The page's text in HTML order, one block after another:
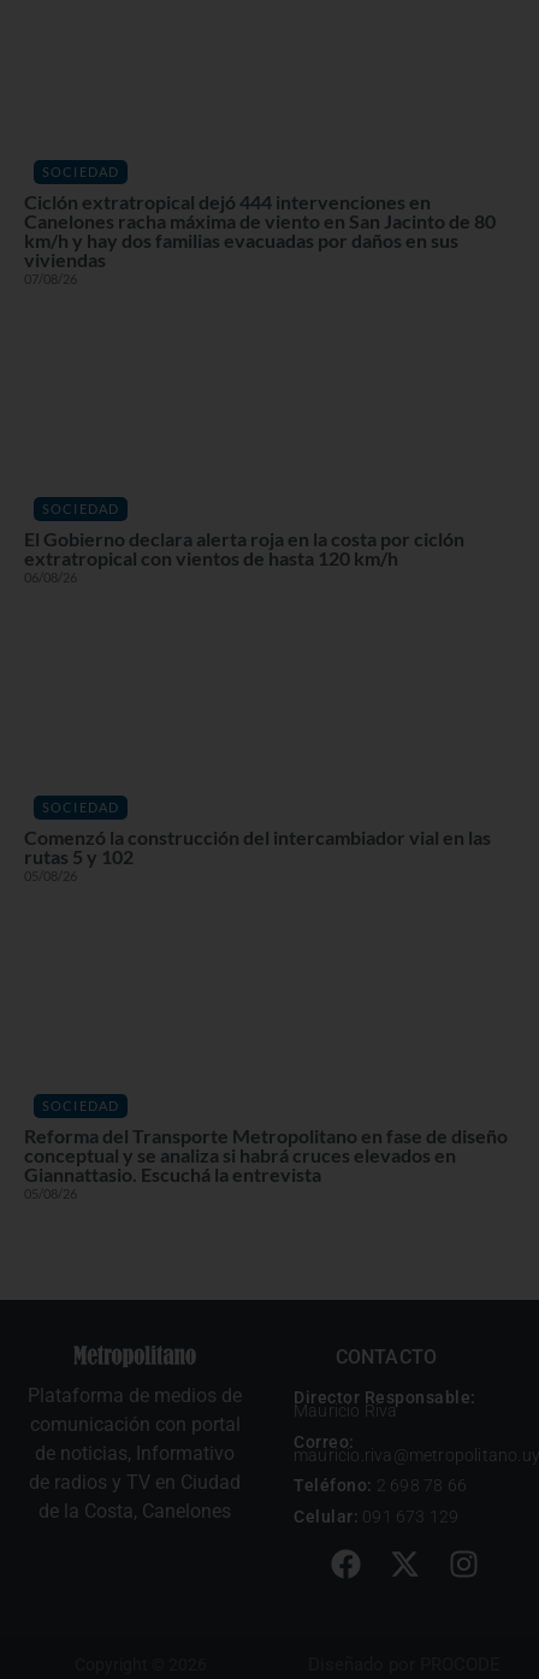
SOCIEDAD
Ciclón extratropical dejó 444 intervenciones en
Canelones racha máxima de viento en San Jacinto de 80
km/h y hay dos familias evacuadas por daños en sus
viviendas
07/08/26
SOCIEDAD
El Gobierno declara alerta roja en la costa por ciclón
extratropical con vientos de hasta 120 km/h
06/08/26
SOCIEDAD
Comenzó la construcción del intercambiador vial en las
rutas 5 y 102
05/08/26
SOCIEDAD
Reforma del Transporte Metropolitano en fase de diseño
conceptual y se analiza si habrá cruces elevados en
Giannattasio. Escuchá la entrevista
05/08/26
Plataforma de medios de
comunicación con portal
de noticias, Informativo
de radios y TV en Ciudad
de la Costa, Canelones
CONTACTO
Director Responsable:
Mauricio Riva
Correo:
mauricio.riva@metropolitano.uy
Teléfono: 2 698 78 66
Celular: 091 673 129